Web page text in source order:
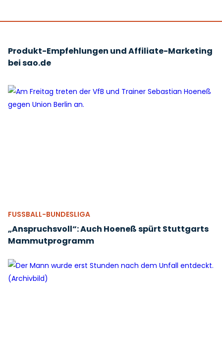
Produkt-Empfehlungen und Affiliate-Marketing
bei sao.de
FUSSBALL-BUNDESLIGA
„Anspruchsvoll“: Auch Hoeneß spürt Stuttgarts
Mammutprogramm